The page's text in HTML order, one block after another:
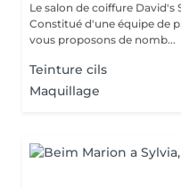
Le salon de coiffure David's
Constitué d'une équipe de
vous proposons de nomb...
Teinture cils
Maquillage